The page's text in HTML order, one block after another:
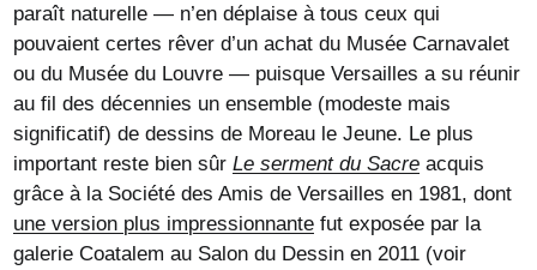
paraît naturelle — n’en déplaise à tous ceux qui
pouvaient certes rêver d’un achat du Musée Carnavalet
ou du Musée du Louvre — puisque Versailles a su réunir
au fil des décennies un ensemble (modeste mais
significatif) de dessins de Moreau le Jeune. Le plus
important reste bien sûrLe serment du Sacre acquis
grâce à la Société des Amis de Versailles en 1981, dont
une version plus impressionnante fut exposée par la
galerie Coatalem au Salon du Dessin en 2011 (voir